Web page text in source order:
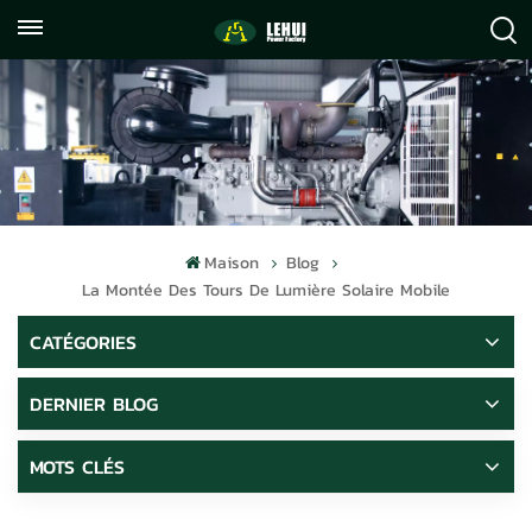
059122071372
info@lehuipowerfactory.com
Maison
Blog
La Montée Des Tours De Lumière Solaire Mobile
CATÉGORIES
DERNIER BLOG
MOTS CLÉS